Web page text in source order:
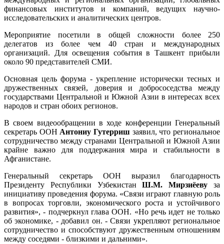
финансовых институтов и компаний, ведущих научно-
исследовательских и аналитических центров.
Мероприятие посетили в общей сложности более 250
делегатов из более чем 40 стран и международных
организаций. Для освещения события в Ташкент прибыли
около 90 представителей СМИ.
Основная цель форума - укрепление исторически тесных и
дружественных связей, доверия и добрососедства между
государствами Центральной и Южной Азии в интересах всех
народов и стран обоих регионов.
В своем видеообращении в ходе конференции Генеральный
секретарь ООН Антониу Гутерриш заявил, что региональное
сотрудничество между странами Центральной и Южной Азии
крайне важно для поддержания мира и стабильности в
Афганистане.
Генеральный секретарь ООН выразил благодарность
Президенту Республики Узбеки­станШ.М. Мирзиёеву за
инициативу проведения форума. «Связи играют главную роль
в вопросах торговли, экономического роста и устойчивого
развития», - подчеркнул глава ООН. «Но речь идет не только
об экономике, - добавил он. - Связи укрепляют региональное
сотрудничество и способствуют дружественным отношениям
между соседями - близкими и дальними».